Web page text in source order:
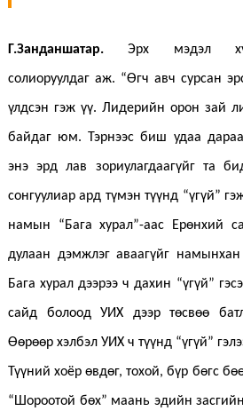
Г.Занданшатар.Эрх мэдэл
солиоруулдаг аж. “Өгч авч сурсан
үлдсэн гэж үү. Лидерийн орон зай
байдаг юм. Тэрнээс биш удаа
энэ эрд лав зориулагдаагүйг та
сонгуулиар ард түмэн түүнд “үгүй”
намын “Бага хурал”-аас Ерөнхий
дулаан дэмжлэг аваагүйг
Бага хурал дээрээ ч дахин “үгүй”
сайд болоод УИХ дээр төсвөө
Өөрөөр хэлбэл УИХ ч түүнд “үгүй”
Түүний хоёр өвдөг, тохой, бүр бөгс
“Шороотой бөх” маань эдийн